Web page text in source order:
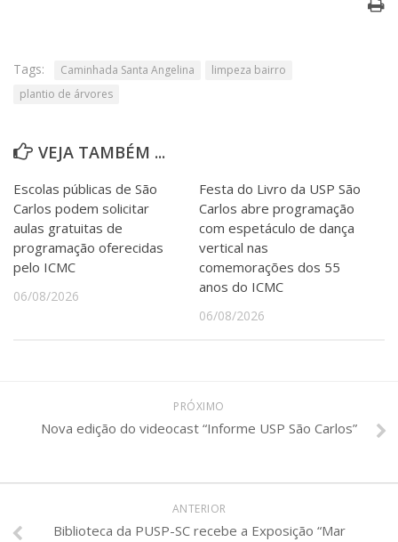
Tags: Caminhada Santa Angelina
limpeza bairro
plantio de árvores
VEJA TAMBÉM ...
Escolas públicas de São
Carlos podem solicitar
aulas gratuitas de
programação oferecidas
pelo ICMC
06/08/2026
Festa do Livro da USP São
Carlos abre programação
com espetáculo de dança
vertical nas
comemorações dos 55
anos do ICMC
06/08/2026
PRÓXIMO
Nova edição do videocast “Informe USP São Carlos”
ANTERIOR
Biblioteca da PUSP-SC recebe a Exposição “Mar